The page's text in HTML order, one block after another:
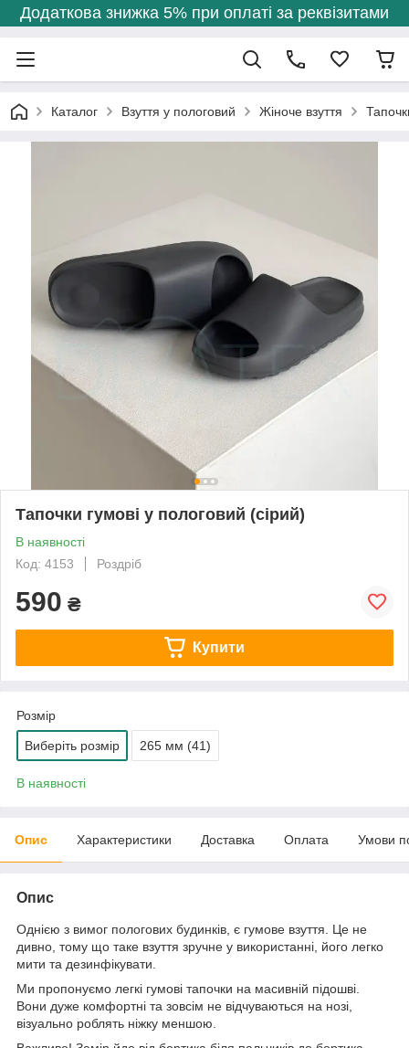
Додаткова знижка 5% при оплаті за реквізитами
Каталог Взуття у пологовий Жіноче взуття
Тапочки гумові у пологовий (сірий)
В наявності
Код: 4153
Роздріб
590 ₴
Купити
Розмір
Виберіть розмір 265 мм (41)
В наявності
Опис Характеристики Доставка Оплата Умови
Опис
Однією з вимог пологових будинків, є гумове взуття. Це не
дивно, тому що таке взуття зручне у використанні, його легко
мити та дезинфікувати.
Ми пропонуємо легкі гумові тапочки на масивній підошві.
Вони дуже комфортні та зовсім не відчуваються на нозі,
візуально роблять ніжку меншою.